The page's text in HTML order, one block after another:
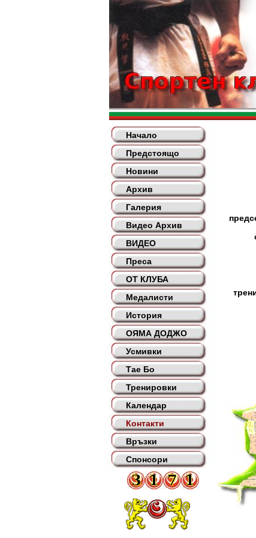
Начало
Предстоящо
Новини
Архив
Галерия
Видео Архив
ВИДЕО
Преса
ОТ КЛУБА
Медалисти
История
ОЯМА ДОДЖО
Усмивки
Тае Бо
Тренировки
Календар
Контакти
Връзки
Спонсори